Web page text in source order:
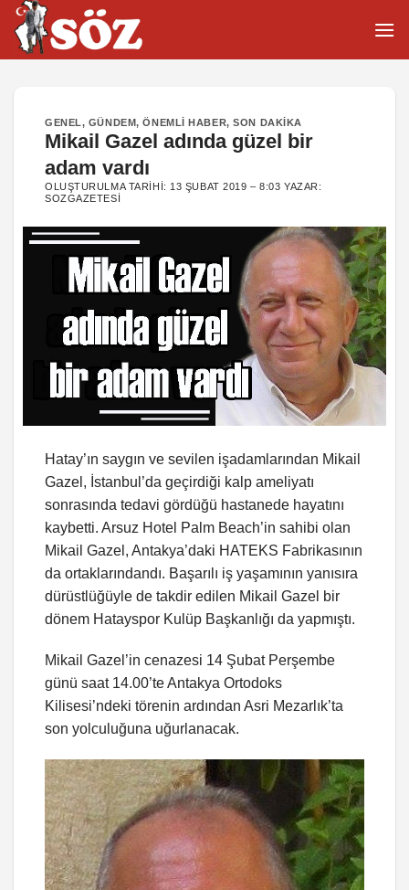
İçeriğe
atla
GENEL, GÜNDEM,ÖNEMLI HABER,SON DAKIKA
Mikail Gazel adında güzel bir
adam vardı
OLUŞTURULMA TARIHI: 13 ŞUBAT 2019 – 8:03 YAZAR:
SOZGAZETESI
Hatay’ın saygın ve sevilen işadamlarından Mikail
Gazel, İstanbul’da geçirdiği kalp ameliyatı
sonrasında tedavi gördüğü hastanede hayatını
kaybetti. Arsuz Hotel Palm Beach’in sahibi olan
Mikail Gazel, Antakya’daki HATEKS Fabrikasının
da ortaklarındandı. Başarılı iş yaşamının yanısıra
dürüstlüğüyle de takdir edilen Mikail Gazel bir
dönem Hatayspor Kulüp Başkanlığı da yapmıştı.
Mikail Gazel’in cenazesi 14 Şubat Perşembe
günü saat 14.00’te Antakya Ortodoks
Kilisesi’ndeki törenin ardından Asri Mezarlık’ta
son yolculuğuna uğurlanacak.